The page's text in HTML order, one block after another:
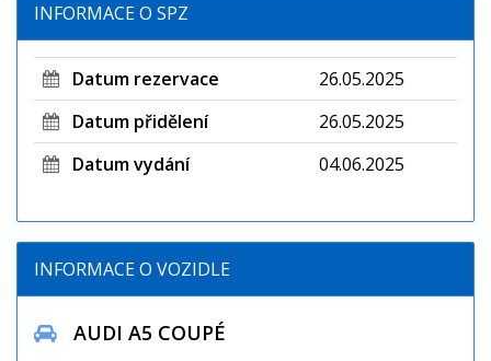
INFORMACE O SPZ
Datum rezervace
26.05.2025
Datum přidělení
26.05.2025
Datum vydání
04.06.2025
INFORMACE O VOZIDLE
AUDI A5 COUPÉ